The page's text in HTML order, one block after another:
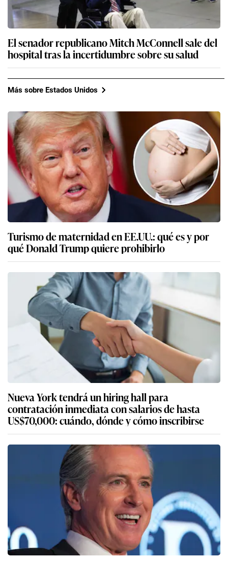
El senador republicano Mitch McConnell sale del
hospital tras la incertidumbre sobre su salud
Más sobre Estados Unidos
Turismo de maternidad en EE.UU.: qué es y por
qué Donald Trump quiere prohibirlo
Nueva York tendrá un hiring hall para
contratación inmediata con salarios de hasta
US$70,000: cuándo, dónde y cómo inscribirse